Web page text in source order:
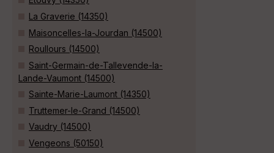
La Graverie (14350)
Maisoncelles-la-Jourdan (14500)
Roullours (14500)
Saint-Germain-de-Tallevende-la-
Lande-Vaumont (14500)
Sainte-Marie-Laumont (14350)
Truttemer-le-Grand (14500)
Vaudry (14500)
Vengeons (50150)